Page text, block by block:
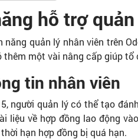
hỗ trợ
quản lý nhân viên trên
thêm một vài nâng cấp giúp tổ
tin nhân viên
người quản lý có thể tạo
liệu về hợp đồng lao động
hạn hợp đồng bị quá hạn.